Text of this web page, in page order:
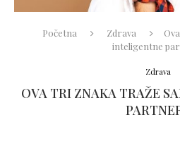
Početna Zdrava
inteligentne
Zdrava
OVA TRI ZNAKA TRAŽE